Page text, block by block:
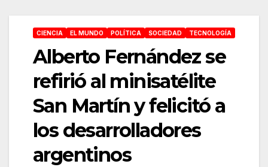
CIENCIA EL MUNDO POLÍTICA SOCIEDAD TECNOLOGÍA
Alberto Fernández se
refirió al minisatélite
San Martín y felicitó a
los desarrolladores
argentinos